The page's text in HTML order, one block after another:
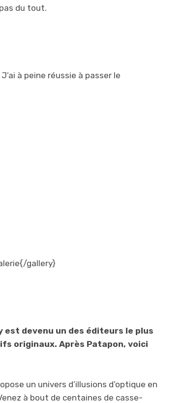
du tout.
à peine réussie à passer le
gallery}
devenu un des éditeurs le plus
originaux. Après Patapon, voici
un univers d’illusions d’optique en
à bout de centaines de casse-